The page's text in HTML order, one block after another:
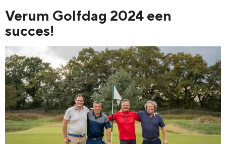
Verum Golfdag 2024 een
succes!